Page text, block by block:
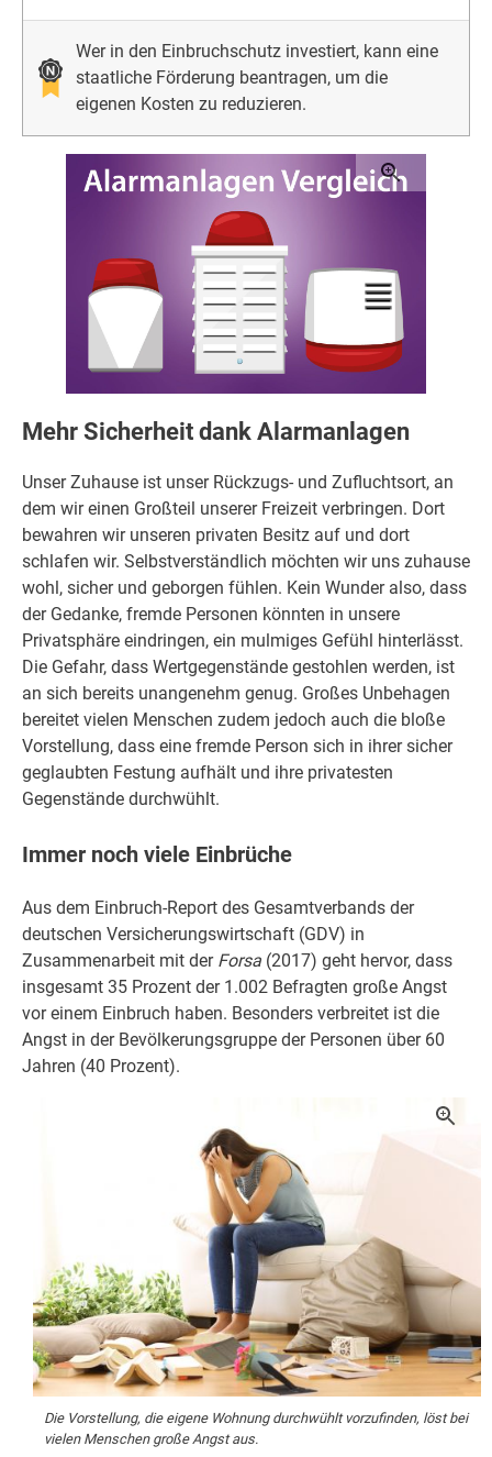
Wer in den Einbruchschutz investiert, kann eine
staatliche Förderung beantragen, um die
eigenen Kosten zu reduzieren.
Mehr Sicherheit dank Alarmanlagen
Unser Zuhause ist unser Rückzugs- und Zufluchtsort, an
dem wir einen Großteil unserer Freizeit verbringen. Dort
bewahren wir unseren privaten Besitz auf und dort
schlafen wir. Selbstverständlich möchten wir uns zuhause
wohl, sicher und geborgen fühlen. Kein Wunder also, dass
der Gedanke, fremde Personen könnten in unsere
Privatsphäre eindringen, ein mulmiges Gefühl hinterlässt.
Die Gefahr, dass Wertgegenstände gestohlen werden, ist
an sich bereits unangenehm genug. Großes Unbehagen
bereitet vielen Menschen zudem jedoch auch die bloße
Vorstellung, dass eine fremde Person sich in ihrer sicher
geglaubten Festung aufhält und ihre privatesten
Gegenstände durchwühlt.
Immer noch viele Einbrüche
Aus dem Einbruch-Report des Gesamtverbands der
deutschen Versicherungswirtschaft (GDV) in
Zusammenarbeit mit der Forsa (2017) geht hervor, dass
insgesamt 35 Prozent der 1.002 Befragten große Angst
vor einem Einbruch haben. Besonders verbreitet ist die
Angst in der Bevölkerungsgruppe der Personen über 60
Jahren (40 Prozent).
Die Vorstellung, die eigene Wohnung durchwühlt vorzufinden, löst bei
vielen Menschen große Angst aus.